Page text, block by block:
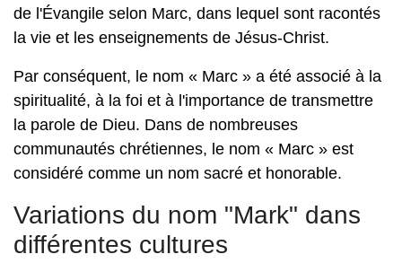
de l'Évangile selon Marc, dans lequel sont racontés
la vie et les enseignements de Jésus-Christ.
Par conséquent, le nom « Marc » a été associé à la
spiritualité, à la foi et à l'importance de transmettre
la parole de Dieu. Dans de nombreuses
communautés chrétiennes, le nom « Marc » est
considéré comme un nom sacré et honorable.
Variations du nom "Mark" dans
différentes cultures